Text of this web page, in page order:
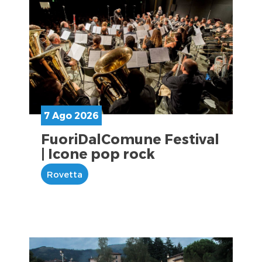
7 Ago 2026
FuoriDalComune Festival
| Icone pop rock
Rovetta